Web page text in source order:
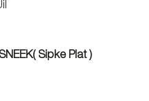
Sipke Plat )